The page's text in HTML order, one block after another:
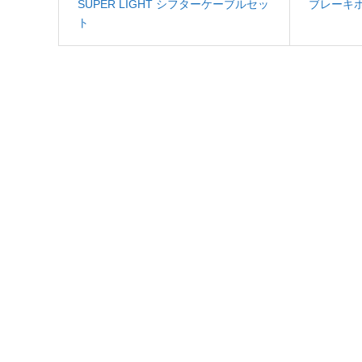
SUPER LIGHT シフターケーブルセッ
ト
ブレーキ